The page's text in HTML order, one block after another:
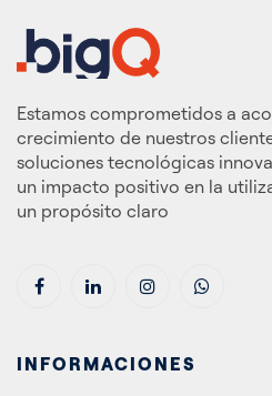
Estamos comprometidos a
crecimiento de nuestros
soluciones tecnológicas
un impacto positivo en la
un propósito claro
INFORMACIONES